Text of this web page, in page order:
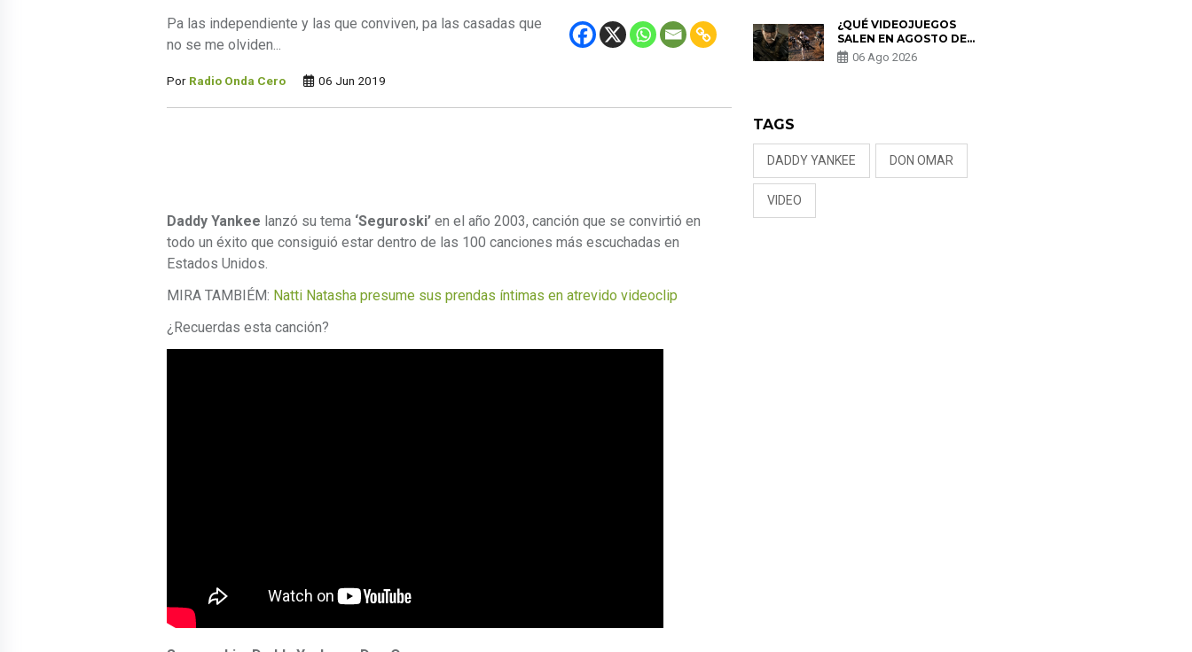
Pa las independiente y las que conviven, pa las casadas que
no se me olviden...
Por Radio Onda Cero 06 Jun 2019
Daddy Yankee lanzó su tema ‘Seguroski’ en el año 2003, canción que se convirtió en
todo un éxito que consiguió estar dentro de las 100 canciones más escuchadas en
Estados Unidos.
MIRA TAMBIÉM: Natti Natasha presume sus prendas íntimas en atrevido videoclip
¿Recuerdas esta canción?
¿QUÉ VIDEOJUEGOS
SALEN EN AGOSTO DE
2026? ESTOS SON LOS
ESTRENOS MÁS
06 Ago 2026
TAGS
DADDY YANKEE DON OMAR
VIDEO